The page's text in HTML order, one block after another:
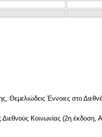
Έννοιες στο
Κοινωνίας (2η έκδοση,